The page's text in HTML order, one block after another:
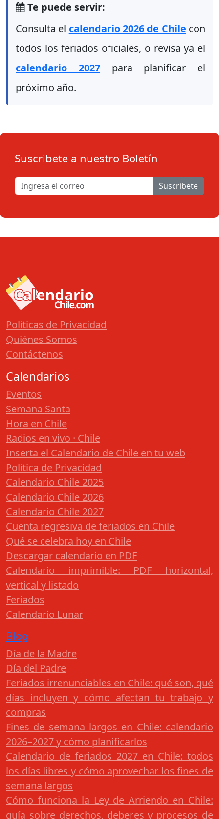
Te puede servir:
Consulta el calendario 2026 de Chile con
todos los feriados oficiales, o revisa ya el
calendario 2027para planificar el
próximo año.
Suscribete a nuestro Boletín
Suscribete
Políticas de Privacidad
Quiénes Somos
Contáctenos
Calendarios
Eventos
Semana Santa
Hora en Chile
Radios en vivo · Chile
Inserta el Calendario de Chile en tu web
Política de Privacidad
Calendario Chile 2025
Calendario Chile 2026
Calendario Chile 2027
Cuenta regresiva de feriados en Chile
Qué se celebra hoy en Chile
Descargar calendario en PDF
Calendario imprimible: PDF horizontal,
vertical y listado
Feriados
Calendario Lunar
Blog
Día de la Madre
Día del Padre
Feriados irrenunciables en Chile: qué son, qué
días incluyen y cómo afectan tu trabajo y
compras
Fines de semana largos en Chile: calendario
2026–2027 y cómo planificarlos
Calendario de feriados 2027 en Chile: todos
los días libres y cómo aprovechar los fines de
semana largos
Cómo funciona la Ley de Arriendo en Chile:
guía sobre derechos, deberes y procesos de